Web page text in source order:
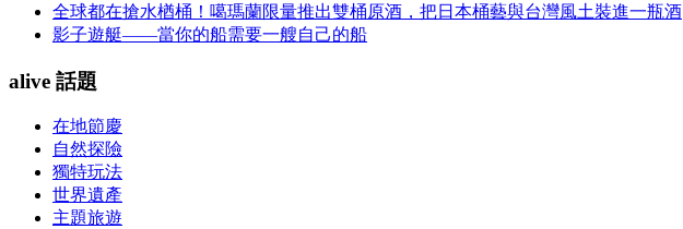
全球都在搶水楢桶！噶瑪蘭限量推出雙桶原酒，把日本桶藝與台灣風土裝進一瓶酒
影子遊艇——當你的船需要一艘自己的船
alive 話題
在地節慶
自然探險
獨特玩法
世界遺產
主題旅遊